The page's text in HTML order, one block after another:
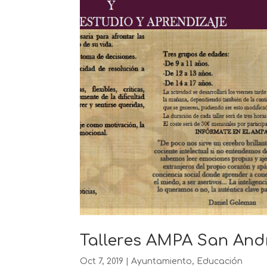
Talleres AMPA San
Oct 7, 2019 |Ayuntamiento, Educación